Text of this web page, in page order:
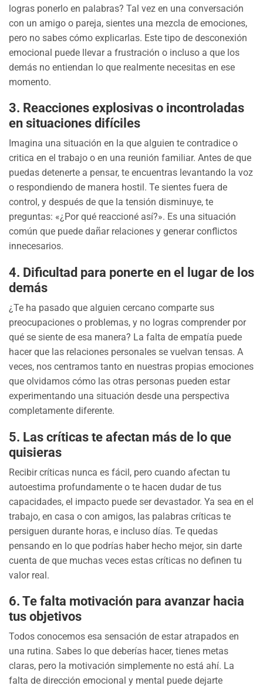
logras ponerlo en palabras? Tal vez en una conversación
con un amigo o pareja, sientes una mezcla de emociones,
pero no sabes cómo explicarlas. Este tipo de desconexión
emocional puede llevar a frustración o incluso a que los
demás no entiendan lo que realmente necesitas en ese
momento.
3. Reacciones explosivas o incontroladas
en situaciones difíciles
Imagina una situación en la que alguien te contradice o
critica en el trabajo o en una reunión familiar. Antes de que
puedas detenerte a pensar, te encuentras levantando la voz
o respondiendo de manera hostil. Te sientes fuera de
control, y después de que la tensión disminuye, te
preguntas: «¿Por qué reaccioné así?». Es una situación
común que puede dañar relaciones y generar conflictos
innecesarios.
4. Dificultad para ponerte en el lugar de los
demás
¿Te ha pasado que alguien cercano comparte sus
preocupaciones o problemas, y no logras comprender por
qué se siente de esa manera? La falta de empatía puede
hacer que las relaciones personales se vuelvan tensas. A
veces, nos centramos tanto en nuestras propias emociones
que olvidamos cómo las otras personas pueden estar
experimentando una situación desde una perspectiva
completamente diferente.
5. Las críticas te afectan más de lo que
quisieras
Recibir críticas nunca es fácil, pero cuando afectan tu
autoestima profundamente o te hacen dudar de tus
capacidades, el impacto puede ser devastador. Ya sea en el
trabajo, en casa o con amigos, las palabras críticas te
persiguen durante horas, e incluso días. Te quedas
pensando en lo que podrías haber hecho mejor, sin darte
cuenta de que muchas veces estas críticas no definen tu
valor real.
6.Te falta motivación para avanzar hacia
tus objetivos
Todos conocemos esa sensación de estar atrapados en
una rutina. Sabes lo que deberías hacer, tienes metas
claras, pero la motivación simplemente no está ahí. La
falta de dirección emocional y mental puede dejarte